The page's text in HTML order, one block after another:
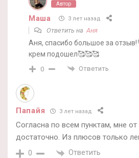
Автор
Маша 3 лет назад
Ответить на Аня
Аня, спасибо большое за
крем подошел🥰🥰🥰
0 Ответить
Папайя 3 лет назад
Согласна по всем пунктам, мне от
достаточно. Из плюсов только
0 Ответить